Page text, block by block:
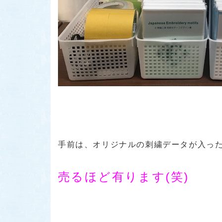
手前は、オリジナルの刺繍データが入っ
売るほど有ります(笑)